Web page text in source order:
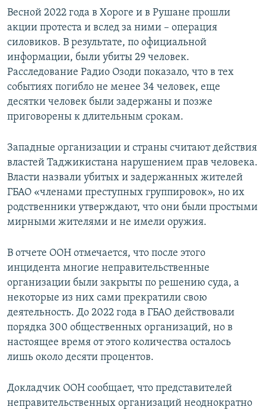
Весной 2022 года в Хороге и в Рушане прошли
акции протеста и вслед за ними – операция
силовиков. В результате, по официальной
информации, были убиты 29 человек.
Расследование Радио Озоди показало, что в тех
событиях погибло не менее 34 человек, еще
десятки человек были задержаны и позже
приговорены к длительным срокам.
Западные организации и страны считают действия
властей Таджикистана нарушением прав человека.
Власти назвали убитых и задержанных жителей
ГБАО «членами преступных группировок», но их
родственники утверждают, что они были простыми
мирными жителями и не имели оружия.
В отчете ООН отмечается, что после этого
инцидента многие неправительственные
организации были закрыты по решению суда, а
некоторые из них сами прекратили свою
деятельность. До 2022 года в ГБАО действовали
порядка 300 общественных организаций, но в
настоящее время от этого количества осталось
лишь около десяти процентов.
Докладчик ООН сообщает, что представителей
неправительственных организаций неоднократно